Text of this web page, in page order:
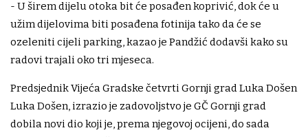
- U širem dijelu otoka bit će posađen koprivić, dok će u
užim dijelovima biti posađena fotinija tako da će se
ozeleniti cijeli parking, kazao je Pandžić dodavši kako su
radovi trajali oko tri mjeseca.
Predsjednik Vijeća Gradske četvrti Gornji grad Luka Došen
Luka Došen, izrazio je zadovoljstvo je GČ Gornji grad
dobila novi dio koji je, prema njegovoj ocijeni, do sada